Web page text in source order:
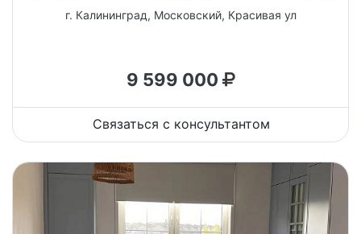
г. Калининград, Московский, Красивая ул
9 599 000
Связаться с консультантом